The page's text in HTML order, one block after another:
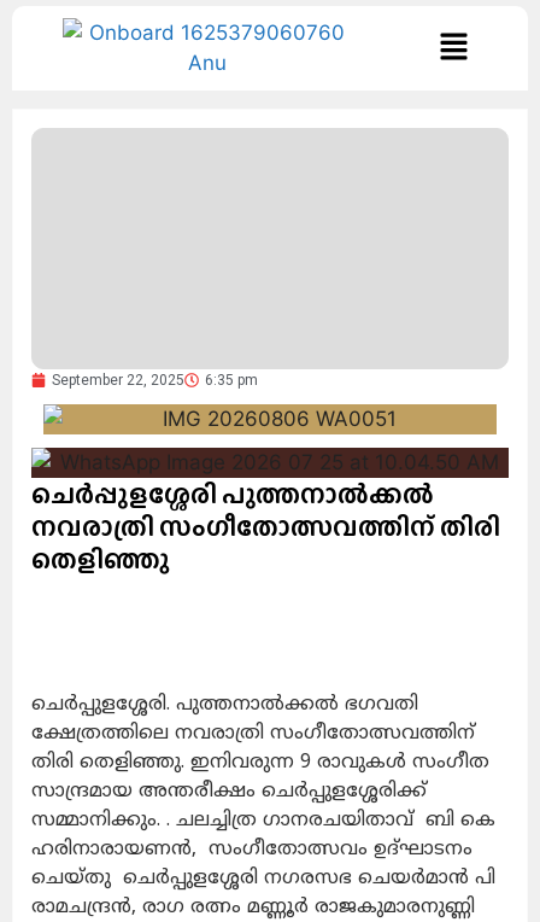
September 22, 2025 6:35 pm
ചെർപ്പുളശ്ശേരി പുത്തനാൽക്കൽ
നവരാത്രി സംഗീതോത്സവത്തിന് തിരി
തെളിഞ്ഞു
ചെർപ്പുളശ്ശേരി. പുത്തനാൽക്കൽ ഭഗവതി
ക്ഷേത്രത്തിലെ നവരാത്രി സംഗീതോത്സവത്തിന്
തിരി തെളിഞ്ഞു. ഇനിവരുന്ന 9 രാവുകൾ സംഗീത
സാന്ദ്രമായ അന്തരീക്ഷം ചെർപ്പുളശ്ശേരിക്ക്
സമ്മാനിക്കും. . ചലച്ചിത്ര ഗാനരചയിതാവ് ബി കെ
ഹരിനാരായണൻ, സംഗീതോത്സവം ഉദ്ഘാടനം
ചെയ്തു ചെർപ്പുളശ്ശേരി നഗരസഭ ചെയർമാൻ പി
രാമചന്ദ്രൻ, രാഗ രത്നം മണ്ണൂർ രാജകുമാരനുണ്ണി